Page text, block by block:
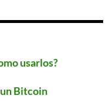
usarlos?
Bitcoin